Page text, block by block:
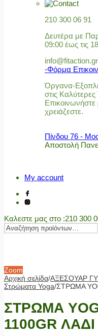
210 300 06 91
Δευτέρα με
09:00 έως τις
info@fitaction.gr
-Φόρμα
Όργανα-
στις
Επικοινωνήστε
χρειάζεστε.
Πίνδου 76 -
Αποστολή
My account
Καλεστε μας στο :210 300
Αναζήτηση
για:
Zoom
Αρχική σελίδα/ΑΞΕΣΟΥΑΡ
Στρώματα Yoga/ΣΤΡΩΜΑ
ΣΤΡΩΜΑ
1100GR ΛΑΔΙ